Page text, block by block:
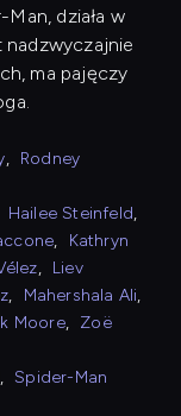
działa w
nadzwyczajnie
ma pajęczy
, Rodney
Hailee Steinfeld,
,
Kathryn
, Liev
, Mahershala Ali,
Moore, Zoë
, Spider-Man